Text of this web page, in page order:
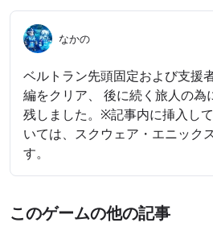
なかの
ベルトラン先頭固定および支援
編をクリア、 後に続く旅人の為
残しました。※記事内に挿入し
いては、スクウェア・エニック
す。
このゲームの他の記事